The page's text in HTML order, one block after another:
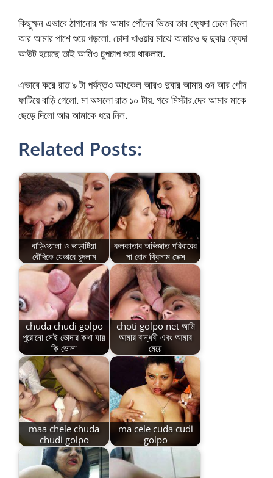
কিছুক্ষন এভাবে ঠাপানোর পর আমার পোঁদের ভিতর তার ফ্যেদা ঢেলে দিলো
আর আমার পাশে শুয়ে পড়লো. চোদা খাওয়ার মাঝে আমারও দু দুবার ফ্যেদা
আউট হয়েছে তাই আমিও চুপচাপ শুয়ে থাকলাম.
এভাবে করে রাত ৯ টা পর্যন্তও আংকেল আরও দুবার আমার গুদ আর পোঁদ
ফাটিয়ে বাড়ি গেলো. মা অসলো রাত ১০ টায়. পরে মিস্টার.দেব আমার মাকে
ছেড়ে দিলো আর আমাকে ধরে নিল.
Related Posts:
বাড়িওয়ালা ও ভাড়াটিয়া
বৌদিকে যেভাবে চুদলাম
কলকাতার অভিজাত পরিবারের
মা বোন থ্রিসাম সেক্স
chuda chudi golpo
পুরোনো সেই ভোদার কথা যায়
কি ভোলা
choti golpo net আমি
আমার বান্ধবী এবং আমার
মেয়ে
maa chele chuda
chudi golpo
ma cele cuda cudi
golpo